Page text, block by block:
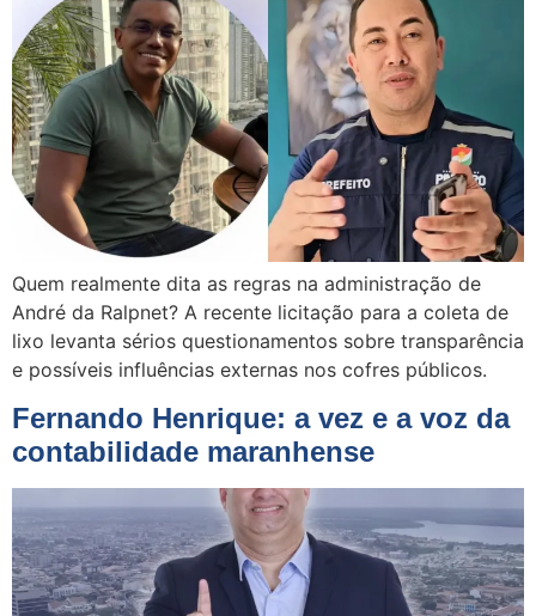
Quem realmente dita as regras na administração de
André da Ralpnet? A recente licitação para a coleta de
lixo levanta sérios questionamentos sobre transparência
e possíveis influências externas nos cofres públicos.
Fernando Henrique: a vez e a voz da
contabilidade maranhense